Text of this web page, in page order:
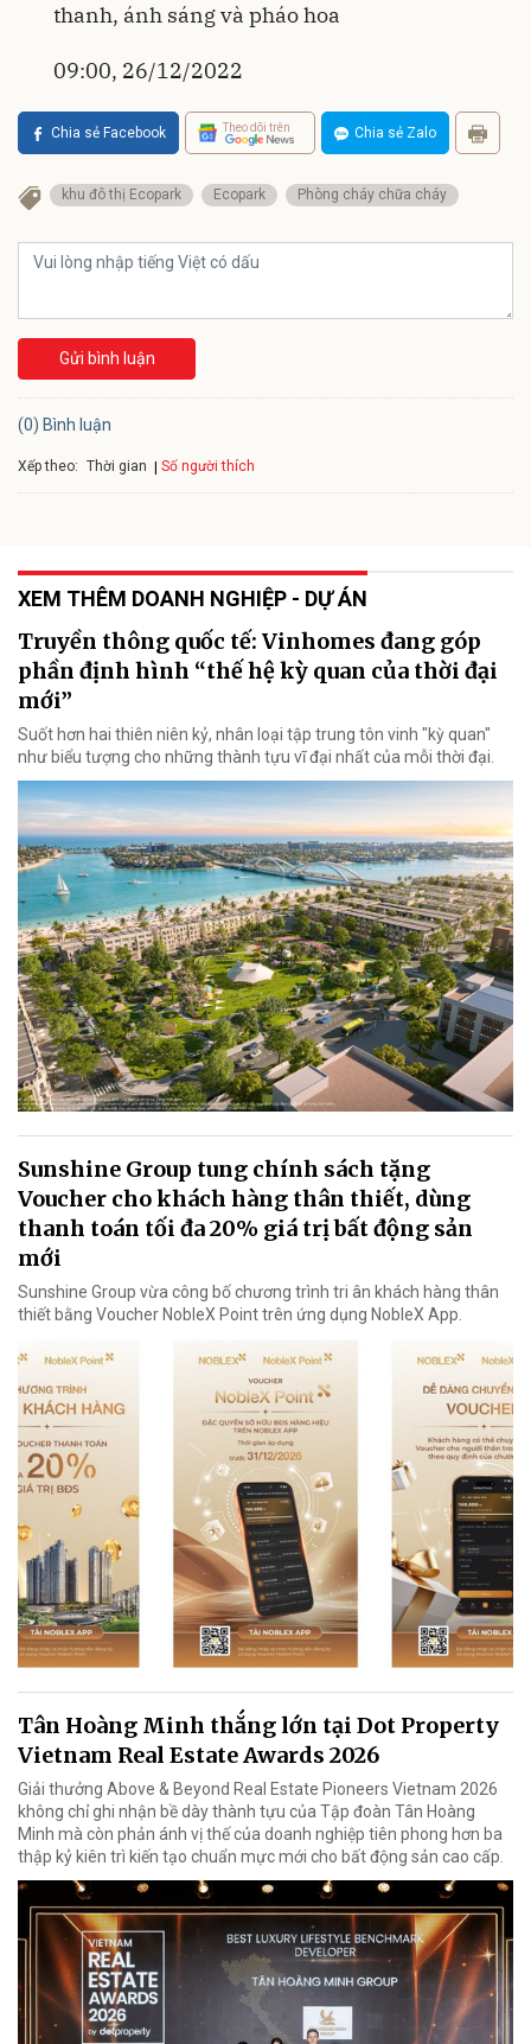
thanh, ánh sáng và pháo hoa
09:00, 26/12/2022
Chia sẻ Facebook Theo dõi trên Chia sẻ Zalo
khu đô thị Ecopark Ecopark Phòng cháy chữa cháy
Gửi bình luận
(0) Bình luận
Xếp theo: Thời gian Số người thích
XEM THÊM DOANH NGHIỆP - DỰ ÁN
Truyền thông quốc tế: Vinhomes đang góp
phần định hình “thế hệ kỳ quan của thời đại
mới”
Suốt hơn hai thiên niên kỷ, nhân loại tập trung tôn vinh "kỳ quan"
như biểu tượng cho những thành tựu vĩ đại nhất của mỗi thời đại.
Sunshine Group tung chính sách tặng
Voucher cho khách hàng thân thiết, dùng
thanh toán tối đa 20% giá trị bất động sản
mới
Sunshine Group vừa công bố chương trình tri ân khách hàng thân
thiết bằng Voucher NobleX Point trên ứng dụng NobleX App.
Tân Hoàng Minh thắng lớn tại Dot Property
Vietnam Real Estate Awards 2026
Giải thưởng Above & Beyond Real Estate Pioneers Vietnam 2026
không chỉ ghi nhận bề dày thành tựu của Tập đoàn Tân Hoàng
Minh mà còn phản ánh vị thế của doanh nghiệp tiên phong hơn ba
thập kỷ kiên trì kiến tạo chuẩn mực mới cho bất động sản cao cấp.